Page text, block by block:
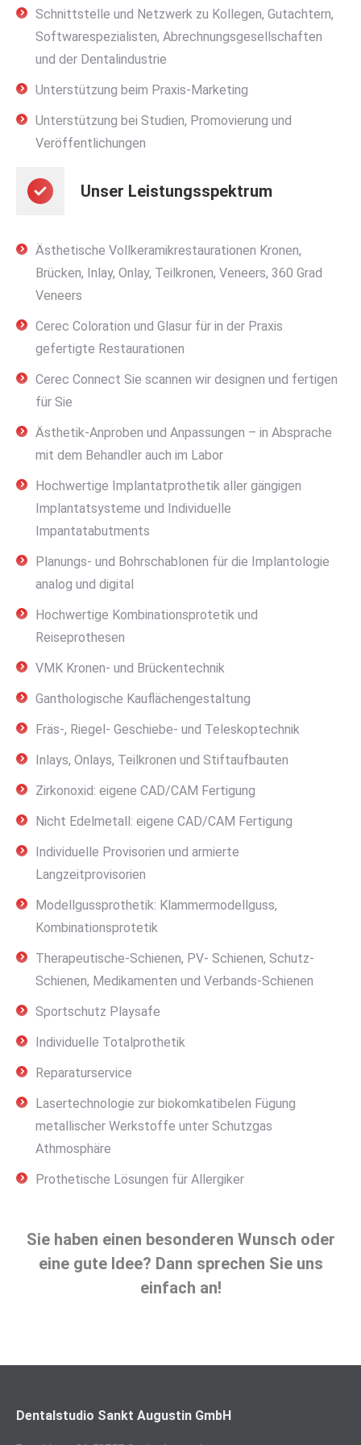
Schnittstelle und Netzwerk zu Kollegen, Gutachtern,
Softwarespezialisten, Abrechnungsgesellschaften
und der Dentalindustrie
Unterstützung beim Praxis-Marketing
Unterstützung bei Studien, Promovierung und
Veröffentlichungen
Unser Leistungsspektrum
Ästhetische Vollkeramikrestaurationen Kronen,
Brücken, Inlay, Onlay, Teilkronen, Veneers, 360 Grad
Veneers
Cerec Coloration und Glasur für in der Praxis
gefertigte Restaurationen
Cerec Connect Sie scannen wir designen und fertigen
für Sie
Ästhetik-Anproben und Anpassungen – in Absprache
mit dem Behandler auch im Labor
Hochwertige Implantatprothetik aller gängigen
Implantatsysteme und Individuelle
Impantatabutments
Planungs- und Bohrschablonen für die Implantologie
analog und digital
Hochwertige Kombinationsprotetik und
Reiseprothesen
VMK Kronen- und Brückentechnik
Ganthologische Kauflächengestaltung
Fräs-, Riegel- Geschiebe- und Teleskoptechnik
Inlays, Onlays, Teilkronen und Stiftaufbauten
Zirkonoxid: eigene CAD/CAM Fertigung
Nicht Edelmetall: eigene CAD/CAM Fertigung
Individuelle Provisorien und armierte
Langzeitprovisorien
Modellgussprothetik: Klammermodellguss,
Kombinationsprotetik
Therapeutische-Schienen, PV- Schienen, Schutz-
Schienen, Medikamenten und Verbands-Schienen
Sportschutz Playsafe
Individuelle Totalprothetik
Reparaturservice
Lasertechnologie zur biokomkatibelen Fügung
metallischer Werkstoffe unter Schutzgas
Athmosphäre
Prothetische Lösungen für Allergiker
Sie haben einen besonderen Wunsch oder
eine gute Idee? Dann sprechen Sie uns
einfach an!
Dentalstudio Sankt Augustin GmbH